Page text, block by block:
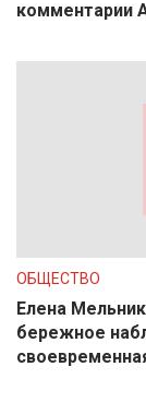
комментарии
ОБЩЕСТВО
Елена
бережное